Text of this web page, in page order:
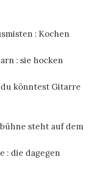
: Kochen
: sie hocken
könntest Gitarre
steht auf dem
: die dagegen